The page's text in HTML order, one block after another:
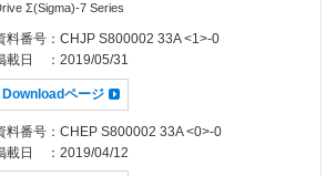
Σ(Sigma)-7 Series
料番号 ：CHJP S800002 33A <1>-0
載日
：2019/05/31
Downloadページ
料番号 ：CHEP S800002 33A <0>-0
載日
：2019/04/12